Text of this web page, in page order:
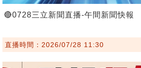
🔴0728三立新聞直播-午間新聞快報
直播時間：2026/07/28 11:30